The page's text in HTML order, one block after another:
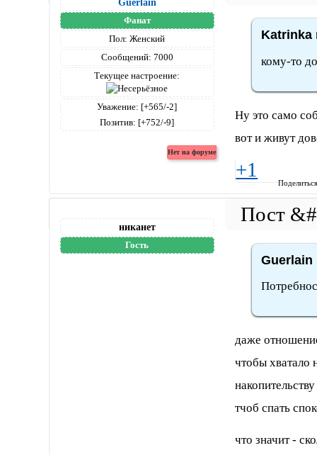
Фанат
Пол: Женский
Сообщений: 7000
Текущее настроение:
Уважение: [+565/-2]
Позитив: [+752/-9]
Katrinka
кому-то
Ну это само
вот и живут
+1
никанет
Гость
Guerlain
даже
чтобы хватало
тчоб спать
что значит -